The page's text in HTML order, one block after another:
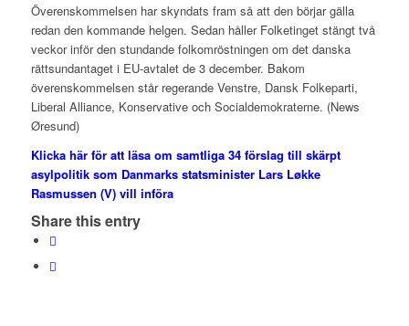
Överenskommelsen har skyndats fram så att den börjar gälla
redan den kommande helgen. Sedan håller Folketinget stängt två
veckor inför den stundande folkomröstningen om det danska
rättsundantaget i EU-avtalet de 3 december. Bakom
överenskommelsen står regerande Venstre, Dansk Folkeparti,
Liberal Alliance, Konservative och Socialdemokraterne. (News
Øresund)
Klicka här för att läsa om samtliga 34 förslag till skärpt
asylpolitik som Danmarks statsminister Lars Løkke
Rasmussen (V) vill införa
Share this entry